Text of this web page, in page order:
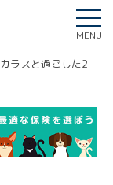
MENU
カラスと過ごした2